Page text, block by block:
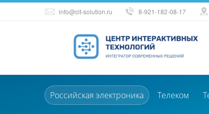
info@cit-solution.ru 8-921-182-08-17
Российская электроника Телеком